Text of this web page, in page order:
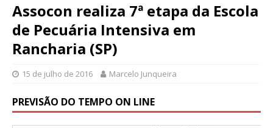
Assocon realiza 7ª etapa da Escola
de Pecuária Intensiva em
Rancharia (SP)
15 de julho de 2016 Marcelo Junqueira
PREVISÃO DO TEMPO ON LINE